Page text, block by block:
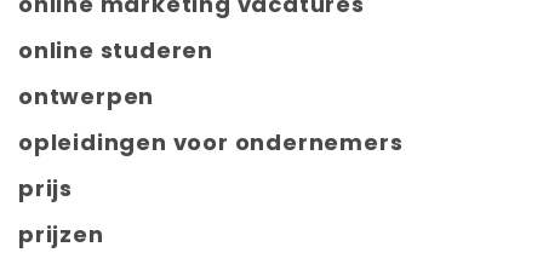
online studeren
ontwerpen
opleidingen voor ondernemers
prijs
prijzen